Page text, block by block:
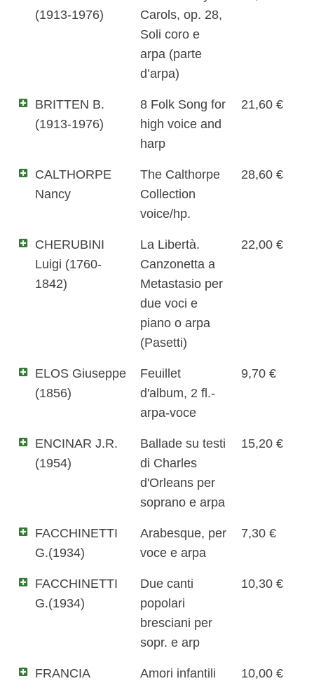
(1913-1976)
Carols, op. 28,
Soli coro e
arpa (parte
d’arpa)
BRITTEN B.
(1913-1976)
8 Folk Song for
high voice and
harp
21,60 €
CALTHORPE
Nancy
The Calthorpe
Collection
voice/hp.
28,60 €
CHERUBINI
Luigi (1760-
1842)
La Libertà.
Canzonetta a
Metastasio per
due voci e
piano o arpa
(Pasetti)
22,00 €
ELOS Giuseppe
(1856)
Feuillet
d'album, 2 fl.-
arpa-voce
9,70 €
ENCINAR J.R.
(1954)
Ballade su testi
di Charles
d'Orleans per
soprano e arpa
15,20 €
FACCHINETTI
G.(1934)
Arabesque, per
voce e arpa
7,30 €
FACCHINETTI
G.(1934)
Due canti
popolari
bresciani per
sopr. e arp
10,30 €
FRANCIA
Amori infantili
10,00 €